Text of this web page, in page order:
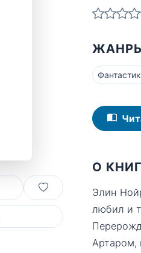
О
Элин
любил и
Артаром,